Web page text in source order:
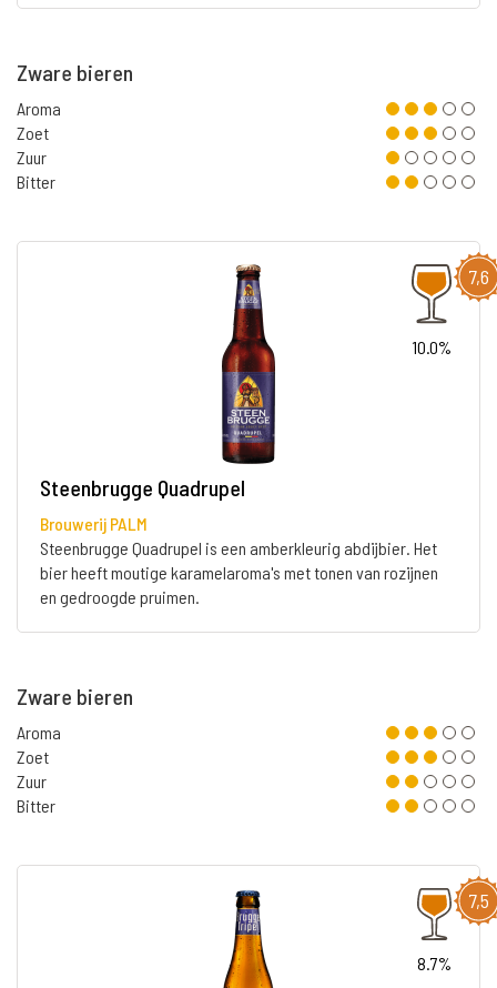
Zware bieren
Aroma
Zoet
Zuur
Bitter
7,6
10.0%
Steenbrugge Quadrupel
Brouwerij PALM
Steenbrugge Quadrupel is een amberkleurig abdijbier. Het
bier heeft moutige karamelaroma's met tonen van rozijnen
en gedroogde pruimen.
Zware bieren
Aroma
Zoet
Zuur
Bitter
7,5
8.7%